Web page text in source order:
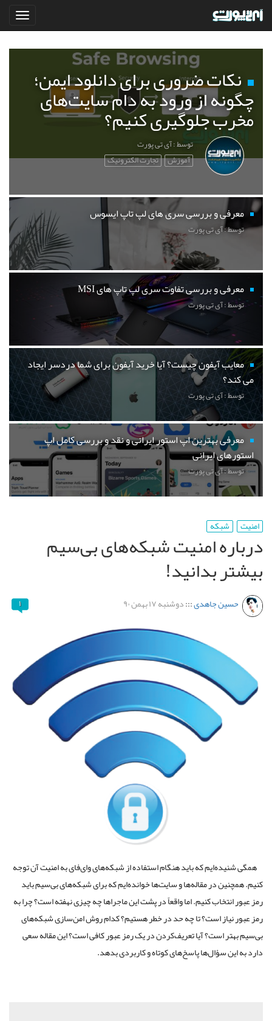
نکات ضروری برای دانلود ایمن؛
چگونه از ورود به دام سایت‌های
مخرب جلوگیری کنیم؟
توسط : آی تی پورت
آموزش تجارت الکترونیک
معرفی و بررسی سری های لپ تاپ ایسوس
توسط : آی تی پورت
معرفی و بررسی تفاوت سری لپ تاپ های MSI
توسط : آی تی پورت
معایب آیفون چیست؟ آیا خرید آیفون برای شما دردسر ایجاد
می کند؟
توسط : آی تی پورت
معرفی بهترین اپ استور ایرانی و نقد و بررسی کامل اپ
استورهای ایرانی
توسط : آی تی پورت
امنیت شبکه
درباره امنیت شبکه‌های بی‌سیم
بیشتر بدانید!
حسین جاهدی:::دوشنبه ۱۷ بهمن ۹۰ ۱
همگی شنیده‌ایم که باید هنگام استفاده از شبکه‌های وای‌فای به امنیت آن توجه
کنیم. همچنین در مقاله‌ها و سایت‌ها خوانده‌ایم که برای شبکه‌های بی‌سیم باید
رمز عبور انتخاب کنیم. اما واقعاً در پشت این ماجراها چه چیزی نهفته است؟ چرا به
رمز عبور نیاز است؟ تا چه حد در خطر هستیم؟ کدام روش امن‌سازی شبکه‌های
بی‌سیم بهتر است؟ آیا تعریف‌کردن در یک رمز عبور کافی است؟ این مقاله سعی
دارد به این سؤال‌ها پاسخ‌های کوتاه و کاربردی بدهد.